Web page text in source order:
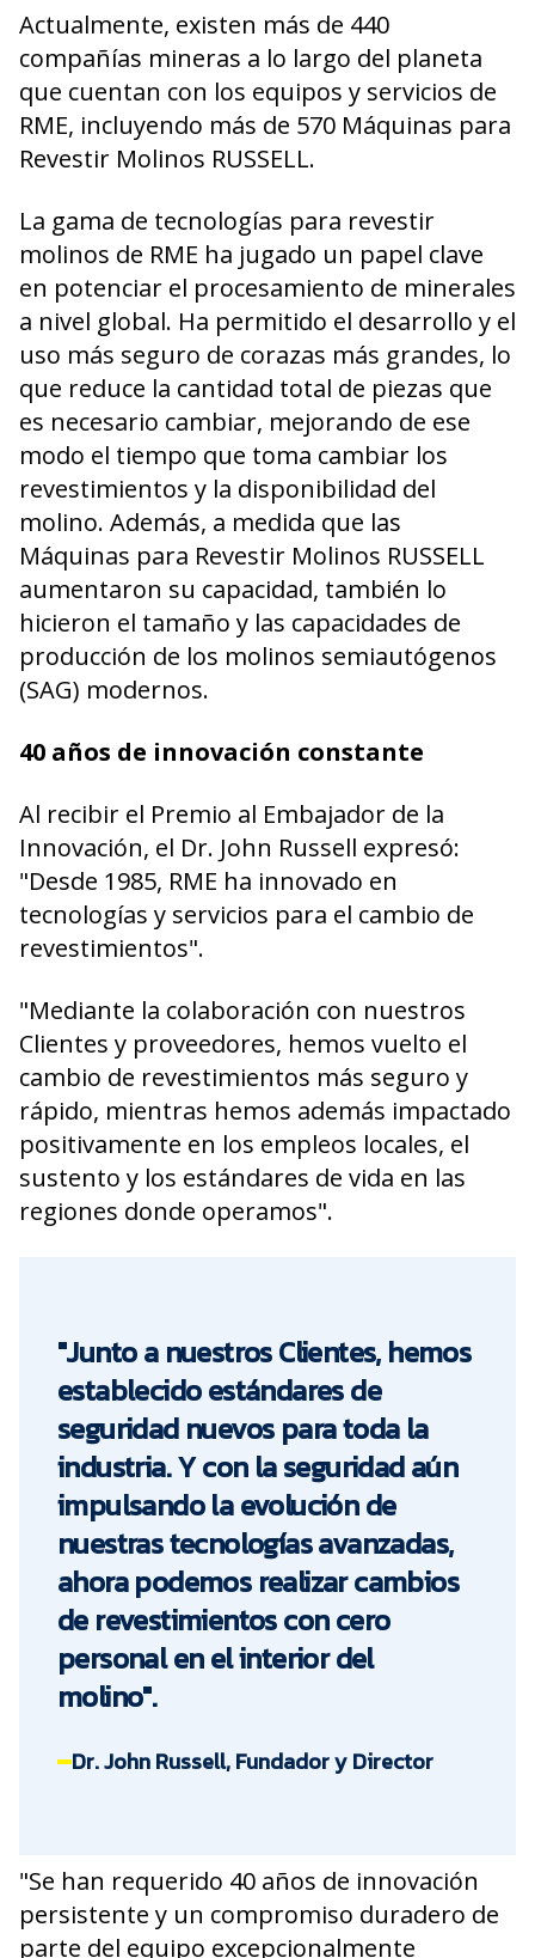
Actualmente, existen más de 440
compañías mineras a lo largo del planeta
que cuentan con los equipos y servicios de
RME, incluyendo más de 570 Máquinas para
Revestir Molinos RUSSELL.
La gama de tecnologías para revestir
molinos de RME ha jugado un papel clave
en potenciar el procesamiento de minerales
a nivel global. Ha permitido el desarrollo y el
uso más seguro de corazas más grandes, lo
que reduce la cantidad total de piezas que
es necesario cambiar, mejorando de ese
modo el tiempo que toma cambiar los
revestimientos y la disponibilidad del
molino. Además, a medida que las
Máquinas para Revestir Molinos RUSSELL
aumentaron su capacidad, también lo
hicieron el tamaño y las capacidades de
producción de los molinos semiautógenos
(SAG) modernos.
40 años de innovación constante
Al recibir el Premio al Embajador de la
Innovación, el Dr. John Russell expresó:
"Desde 1985, RME ha innovado en
tecnologías y servicios para el cambio de
revestimientos".
"Mediante la colaboración con nuestros
Clientes y proveedores, hemos vuelto el
cambio de revestimientos más seguro y
rápido, mientras hemos además impactado
positivamente en los empleos locales, el
sustento y los estándares de vida en las
regiones donde operamos".
"Junto a nuestros Clientes, hemos
establecido estándares de
seguridad nuevos para toda la
industria. Y con la seguridad aún
impulsando la evolución de
nuestras tecnologías avanzadas,
ahora podemos realizar cambios
de revestimientos con cero
personal en el interior del
molino".
Dr. John Russell, Fundador y Director
"Se han requerido 40 años de innovación
persistente y un compromiso duradero de
parte del equipo excepcionalmente